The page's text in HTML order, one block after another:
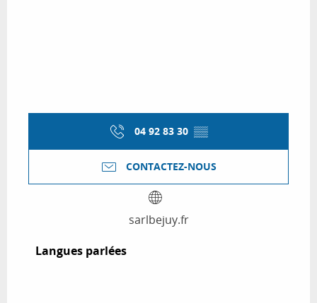
04 92 83 30 ▒▒
CONTACTEZ-NOUS
sarlbejuy.fr
Langues parlées
Langues parlées